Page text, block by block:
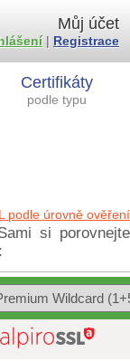
Certifikáty
podle typu
Můj účet
| Registrace
podle úrovně ověření
si porovnejte